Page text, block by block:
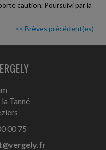
caution. Poursuivi par la
<< Brèves précédent(es)
Tanné
00 75